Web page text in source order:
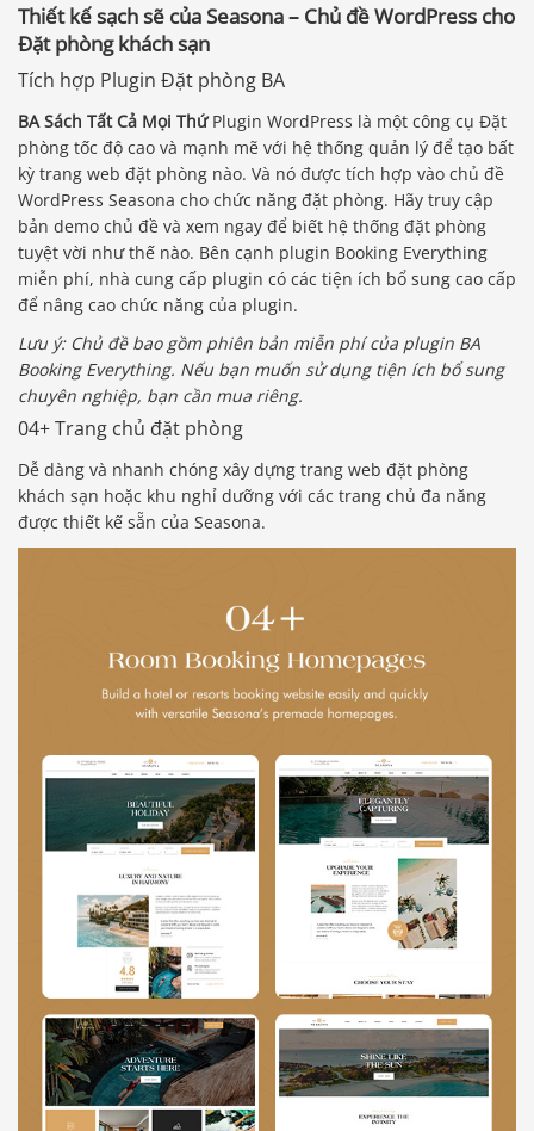
Thiết kế sạch sẽ của Seasona – Chủ đề WordPress cho
Đặt phòng khách sạn
Tích hợp Plugin Đặt phòng BA
BA Sách Tất Cả Mọi ThứPlugin WordPress là một công cụ Đặt
phòng tốc độ cao và mạnh mẽ với hệ thống quản lý để tạo bất
kỳ trang web đặt phòng nào. Và nó được tích hợp vào chủ đề
WordPress Seasona cho chức năng đặt phòng. Hãy truy cập
bản demo chủ đề và xem ngay để biết hệ thống đặt phòng
tuyệt vời như thế nào. Bên cạnh plugin Booking Everything
miễn phí, nhà cung cấp plugin có các tiện ích bổ sung cao cấp
để nâng cao chức năng của plugin.
Lưu ý: Chủ đề bao gồm phiên bản miễn phí của plugin BA
Booking Everything. Nếu bạn muốn sử dụng tiện ích bổ sung
chuyên nghiệp, bạn cần mua riêng.
04+ Trang chủ đặt phòng
Dễ dàng và nhanh chóng xây dựng trang web đặt phòng
khách sạn hoặc khu nghỉ dưỡng với các trang chủ đa năng
được thiết kế sẵn của Seasona.